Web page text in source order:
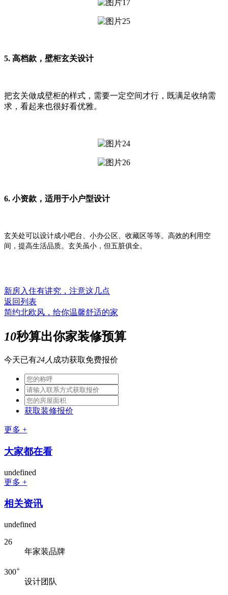
5. 高档款，壁柜玄关设计
把玄关做成壁柜的样式，需要一定空间才行，既满足收纳需
求，看起来也很好看优雅。
6. 小资款，适用于小户型设计
玄关处可以设计成小吧台、小办公区、收藏区等等。高效的利用空
间，提高生活品质。玄关虽小，但五脏俱全。
新房入住有讲究，注意这几点
返回列表
简约北欧风，给你温馨舒适的家
10秒算出你家装修预算
今天已有24人 成功获取免费报价
获取装修报价
更多 +
大家都在看
undefined
更多 +
相关资讯
undefined
26
年家装品牌
300+
设计团队